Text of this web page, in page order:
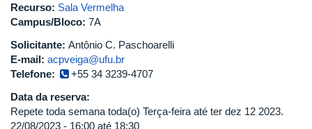
Recurso: Sala Vermelha
Campus/Bloco: 7A
Solicitante: Antônio C. Paschoarelli
E-mail: acpveiga@ufu.br
Telefone:
+55 34 3239-4707
Data da reserva:
Repete toda semana toda(o) Terça-feira até ter dez 12 2023.
22/08/2023 - 16:00 até 18:30